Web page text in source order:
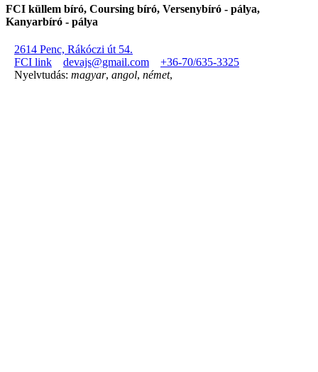
FCI küllem bíró, Coursing bíró, Versenybíró - pálya,
Kanyarbíró - pálya
2614 Penc, Rákóczi út 54.
FCI link
devajs@gmail.com
+36-70/635-3325
Nyelvtudás: magyar, angol, német,